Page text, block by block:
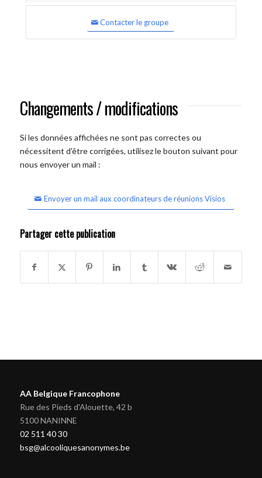
Contacter le groupe
Changements / modifications
Si les données affichées ne sont pas correctes ou
nécessitent d'être corrigées, utilisez le bouton suivant pour
nous envoyer un mail :
Envoyer un mail aux coordinateurs de réunions Visios
Partager cette publication
AA Belgique Francophone
Rue des Pieds d'Alouette, 42 b
5100 NANINNE
02 511 40 30
bsg@alcooliquesanonymes.be